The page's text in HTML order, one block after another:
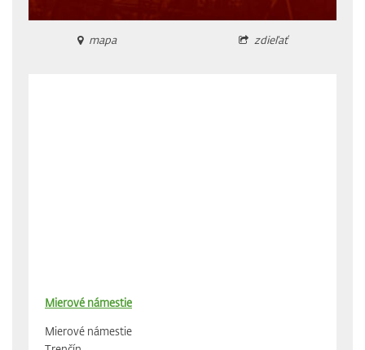
mapa zdieľať
Mierové námestie
Mierové námestie